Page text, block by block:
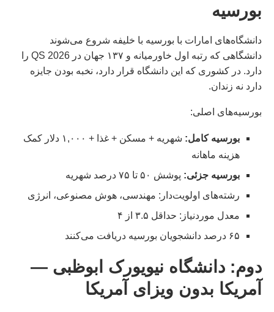
بورسیه
دانشگاه‌های امارات با بورسیه با خلیفه شروع می‌شوند
دانشگاهی که رتبه اول خاورمیانه و ۱۳۷ جهان در QS 2026 را
دارد. در کشوری که این دانشگاه قرار دارد، نخبه بودن جایزه
دارد نه زندان.
بورسیه‌های اصلی:
بورسیه کامل:
شهریه + مسکن + غذا + ۱,۰۰۰ دلار کمک
هزینه ماهانه
بورسیه جزئی: پوشش ۵۰ تا ۷۵ درصد شهریه
رشته‌های اولویت‌دار: مهندسی، هوش مصنوعی، انرژی
معدل موردنیاز: حداقل ۳.۵ از ۴
۶۵ درصد دانشجویان بورسیه دریافت می‌کنند
دوم: دانشگاه نیویورک ابوظبی —
آمریکا بدون ویزای آمریکا